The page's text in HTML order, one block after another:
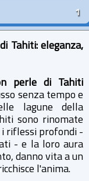
1
Tahiti: eleganza,
perle di Tahiti
senza tempo e
lagune della
sono rinomate
i riflessi profondi -
- e la loro aura
danno vita a un
l'anima.